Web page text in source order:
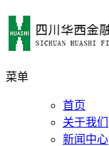
菜单
首页
关于我们
新闻中心